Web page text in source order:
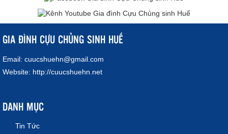
GIA ĐÌNH CỰU CHỦNG SINH HUẾ
Email: cuucshuehn@gmail.com
Website: http://cuucshuehn.net
DANH MỤC
Tin Tức